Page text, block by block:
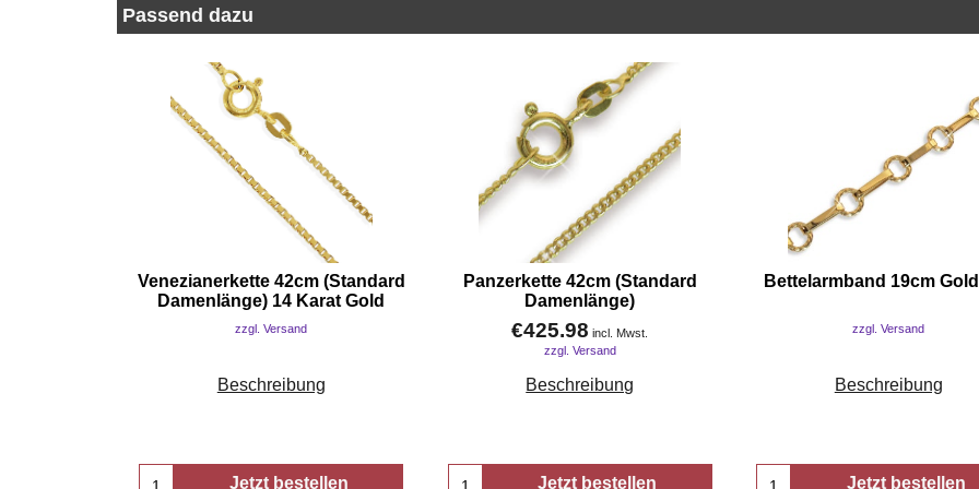
Passend dazu
Venezianerkette 42cm (Standard
Damenlänge) 14 Karat Gold
zzgl. Versand
Beschreibung
Jetzt bestellen
Panzerkette 42cm (Standard
Damenlänge)
€425.98 incl. Mwst.
zzgl. Versand
Beschreibung
Jetzt bestellen
Bettelarmband 19cm
zzgl. Versand
Beschreibung
Jetzt bestellen